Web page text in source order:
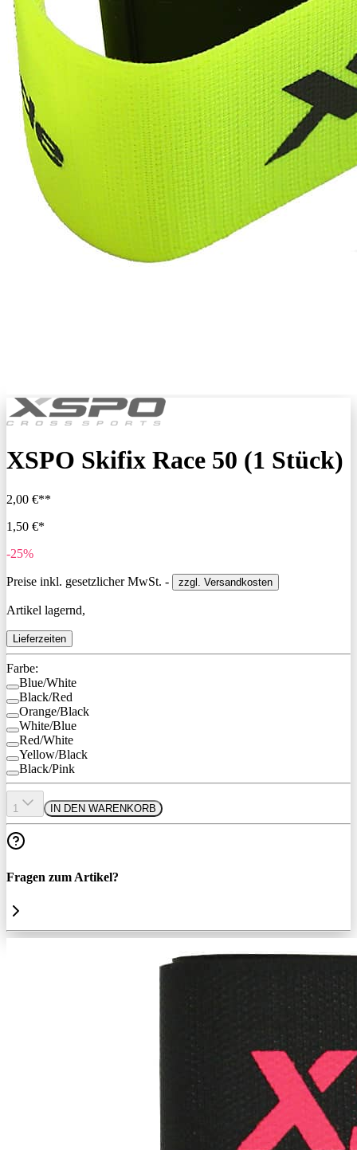
XSPO Skifix Race 50 (1 Stück)
2,00 €**
1,50 €*
-25%
Preise inkl. gesetzlicher MwSt. - zzgl. Versandkosten
Artikel lagernd,
Lieferzeiten
Farbe:
Blue/White
Black/Red
Orange/Black
White/Blue
Red/White
Yellow/Black
Black/Pink
1 IN DEN WARENKORB
Fragen zum Artikel?